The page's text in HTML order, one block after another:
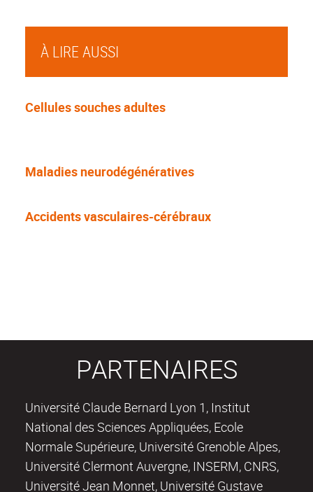
À LIRE AUSSI
Cellules souches adultes
Maladies neurodégénératives
Accidents vasculaires-cérébraux
PARTENAIRES
Université Claude Bernard Lyon 1, Institut
National des Sciences Appliquées, Ecole
Normale Supérieure, Université Grenoble Alpes,
Université Clermont Auvergne, INSERM, CNRS,
Université Jean Monnet, Université Gustave